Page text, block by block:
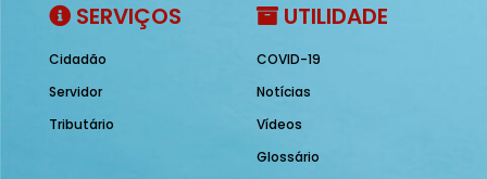
SERVIÇOS
Cidadão
Servidor
Tributário
UTILIDADE
COVID-19
Notícias
Vídeos
Glossário